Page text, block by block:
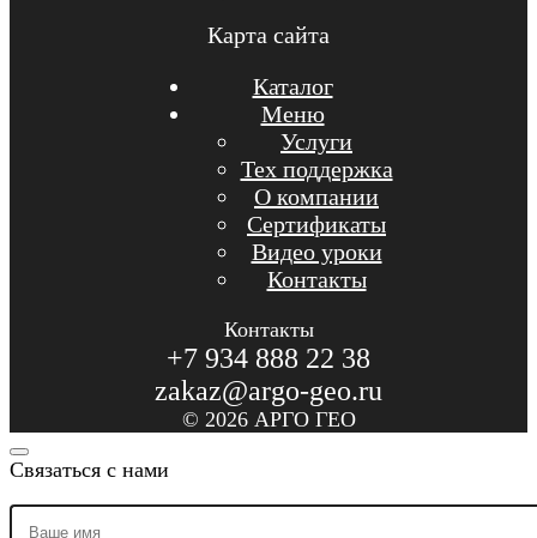
Карта сайта
Каталог
Меню
Услуги
Тех поддержка
О компании
Сертификаты
Видео уроки
Контакты
Контакты
+7 934 888 22 38
zakaz@argo-geo.ru
© 2026 АРГО ГЕО
Связаться с нами